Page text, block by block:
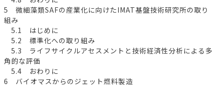
5 微細藻類SAFの産業化に向けたIMAT基盤技術研究所の取り
組み
5.1 はじめに
5.2 標準化への取り組み
5.3 ライフサイクルアセスメントと技術経済性分析による多
角的な評価
5.4 おわりに
6 バイオマスからのジェット燃料製造